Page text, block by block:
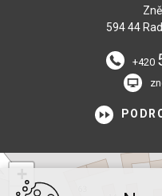
594 44
+420